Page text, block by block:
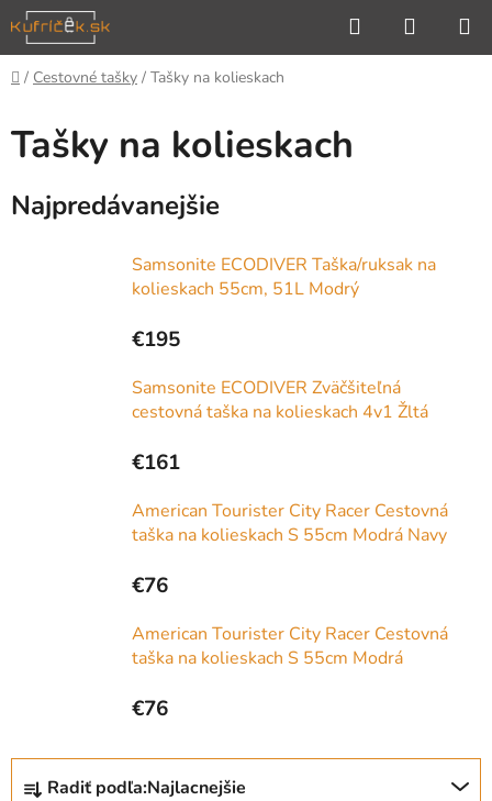
Prejsť
na
obsah
Hľadať
KOŠÍK
Domov
/ Cestovné tašky / Tašky na kolieskach
Tašky na kolieskach
Najpredávanejšie
Samsonite ECODIVER Taška/ruksak na
kolieskach 55cm, 51L Modrý
€195
Samsonite ECODIVER Zväčšiteľná
cestovná taška na kolieskach 4v1 Žltá
€161
American Tourister City Racer Cestovná
taška na kolieskach S 55cm Modrá Navy
€76
American Tourister City Racer Cestovná
taška na kolieskach S 55cm Modrá
€76
R
Radiť podľa:Najlacnejšie